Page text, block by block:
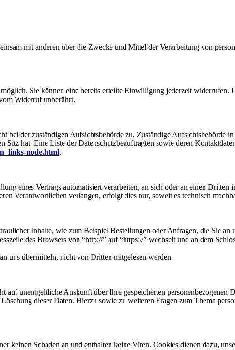
mit anderen über die Zwecke und Mittel der Verarbeitung von
Sie können eine bereits erteilte Einwilligung jederzeit widerrufen.
Widerruf unberührt.
bei der zuständigen Aufsichtsbehörde zu. Zuständige Aufsichtsbehörde
Sitz hat. Eine Liste der Datenschutzbeauftragten sowie deren
node.html.
eines Vertrags automatisiert verarbeiten, an sich oder an einen Dritten
Verantwortlichen verlangen, erfolgt dies nur, soweit es technisch
Inhalte, wie zum Beispiel Bestellungen oder Anfragen, die Sie an
des Browsers von “http://” auf “https://” wechselt und an dem
uns übermitteln, nicht von Dritten mitgelesen werden.
auf unentgeltliche Auskunft über Ihre gespeicherten personenbezogenen
dieser Daten. Hierzu sowie zu weiteren Fragen zum Thema
keinen Schaden an und enthalten keine Viren. Cookies dienen dazu,